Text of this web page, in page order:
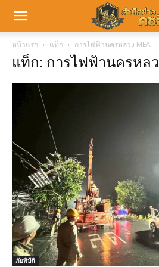
หน้าแรก แท็ก การไฟฟ้านครหลวง MEA
แท็ก: การไฟฟ้านครหลว
ภัยพิบัติ